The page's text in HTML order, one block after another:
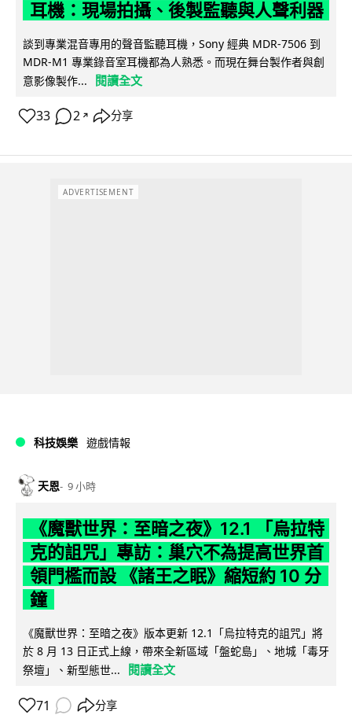
耳機：現場拍攝、後製監聽與人聲利器
談到專業混音專用的聲音監聽耳機，Sony 經典 MDR-7506 到
MDR-M1 專業錄音室耳機都為人熟悉。而現在舞台製作者與創
意影像製作...
閱讀全文
33 2 ↗ 分享
ADVERTISEMENT
科技娛樂 遊戲情報
天恩 9 小時
《魔獸世界：至暗之夜》12.1 「烏拉特
克的詛咒」專訪：巢穴不為提高世界首
領門檻而設 《諸王之眠》縮短約 10 分
鐘
《魔獸世界：至暗之夜》版本更新 12.1「烏拉特克的詛咒」將
於 8 月 13 日正式上線，帶來全新區域「盤蛇島」、地城「毒牙
祭壇」、新型態世...
閱讀全文
71 分享